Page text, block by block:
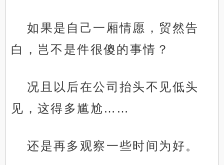
如果是自己一厢情愿，贸然告
白，岂不是件很傻的事情？
况且以后在公司抬头不见低头
见，这得多尴尬……
还是再多观察一些时间为好。